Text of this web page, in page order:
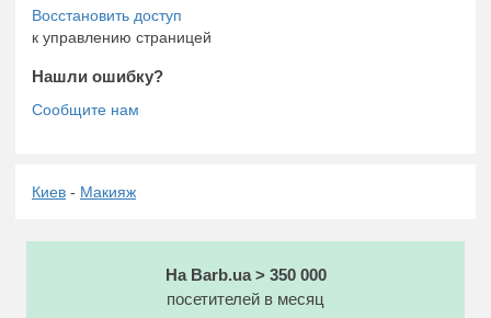
к управлению страницей
Нашли ошибку?
Киев - Макияж
На Barb.ua > 350 000
посетителей в месяц